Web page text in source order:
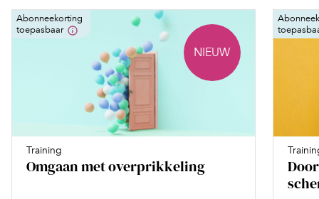
Abonneekorting
toepasbaar
NIEUW
Training
Omgaan met overprikkeling